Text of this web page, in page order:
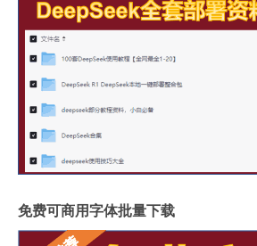
免费可商用字体批量下载